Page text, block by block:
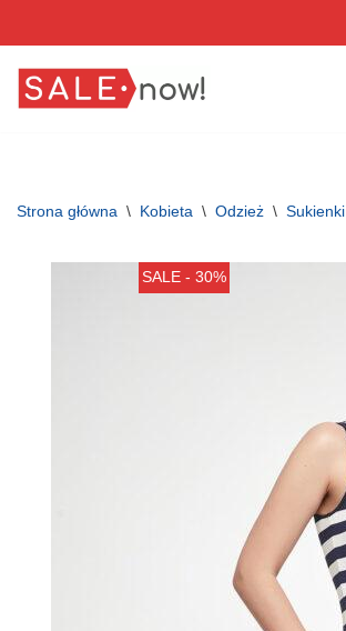
do
Strona główna \ Kobieta \ Odzież \ Sukienki
SALE - 30%